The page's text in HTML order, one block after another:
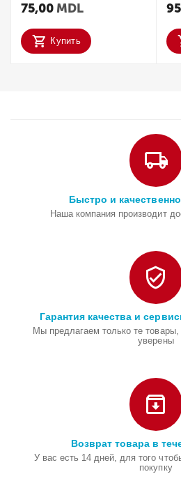
75,00 MDL
Купить
Быстро и
Наша компания производит
Гарантия качества и
Мы предлагаем только те
уверены
Возврат товара в
У вас есть 14 дней, для того
покупку